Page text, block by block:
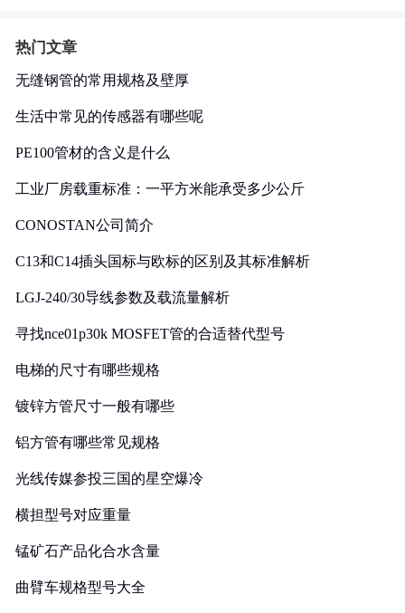
热门文章
无缝钢管的常用规格及壁厚
生活中常见的传感器有哪些呢
PE100管材的含义是什么
工业厂房载重标准：一平方米能承受多少公斤
CONOSTAN公司简介
C13和C14插头国标与欧标的区别及其标准解析
LGJ-240/30导线参数及载流量解析
寻找nce01p30k MOSFET管的合适替代型号
电梯的尺寸有哪些规格
镀锌方管尺寸一般有哪些
铝方管有哪些常见规格
光线传媒参投三国的星空爆冷
横担型号对应重量
锰矿石产品化合水含量
曲臂车规格型号大全